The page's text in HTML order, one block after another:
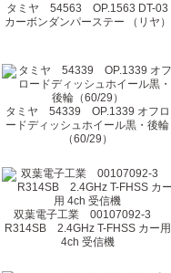
タミヤ 54563 OP.1563 DT-03
カーボンダンパーステー （リヤ）
タミヤ 54339 OP.1339 オフロ
ードディッシュホイール黒・後輪
（60/29）
双葉電子工業 00107092-3
R314SB 2.4GHz T-FHSS カー用
4ch 受信機